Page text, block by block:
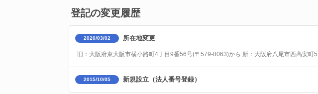
登記の変更履歴
2020/03/02 所在地変更
旧：大阪府東大阪市横小路町4丁目9番56号(〒579-8063)から 新：大阪府八尾市西高安町
2015/10/05 新規設立（法人番号登録）